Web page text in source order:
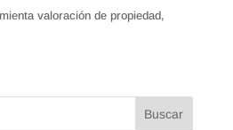
valoración de propiedad,